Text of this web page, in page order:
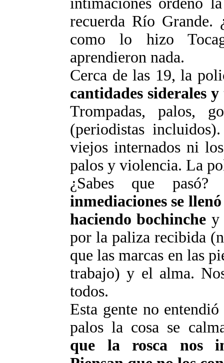
recuerda Río Grande.
como lo hizo
aprendieron nada.
Cerca de las 19, la
cantidades siderales
Trompadas, palos,
(periodistas
viejos internados ni
palos y violencia. La
¿Sabes que
inmediaciones se llenó
haciendo bochinche y
por la paliza recibida
que las marcas en las
trabajo) y el alma.
todos.
Esta gente no
palos la cosa se
que la rosca nos